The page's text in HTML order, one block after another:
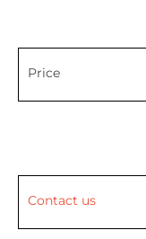
Price
Contact us